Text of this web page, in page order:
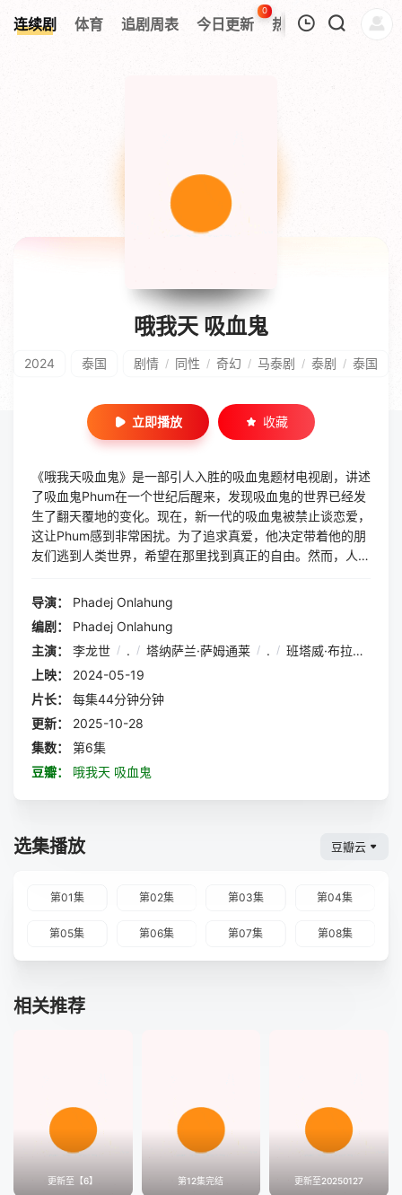
连续剧 体育 追剧周表 今日更新
0
热榜 APP
暂无观看影片的记录
哦我天 吸血鬼
2024 泰国 剧情 / 同性 / 奇幻 / 马泰剧 / 泰剧 / 泰国
立即播放 收藏
《哦我天吸血鬼》是一部引人入胜的吸血鬼题材电视剧，讲述
了吸血鬼Phum在一个世纪后醒来，发现吸血鬼的世界已经发
生了翻天覆地的变化。现在，新一代的吸血鬼被禁止谈恋爱，
这让Phum感到非常困扰。为了追求真爱，他决定带着他的朋
友们逃到人类世界，希望在那里找到真正的自由。然而，人类
何隐藏自己的吸血鬼身份，如何在人类社会中生存下去等等。
同时，他们也发现了人类世界中隐藏着的各种秘密和阴谋，这
使得他们的旅程变得更加危险和刺激。在人类世界中，Phum
和他的朋友们遇到了各种各样的人。有些人善良热情，有些人
冷漠无情；有些人对吸血鬼充满恐惧和敌意，有些人则对吸血
鬼抱有好奇和理解。通过与这些人的交往，Phum逐渐了解了
人类的感情和生活方式，也感受到了人类世界的多样性和复杂
性。在这个过程中，Phum也逐渐发现了自己内心的变化。他
开始意识到，真正的爱情不是建立在种族、身份或者规则之
上，而是建立在彼此的理解和尊重之上。他也明白了，无论是
通过Phum和他的朋友们的冒险经历，展现了人类世界的多样
爱情、勇气和成长的深刻主题。
导演：
Phadej Onlahung
编剧：
Phadej Onlahung
主演：
李龙世 / . / 塔纳萨兰·萨姆通莱 / . / 班塔威·布拉功帕尼
上映：
2024-05-19
片长：
每集44分钟分钟
更新：
2025-10-28
集数：
第6集
豆瓣：
哦我天 吸血鬼
选集播放 豆瓣云
第01集 第02集 第03集 第04集
第05集 第06集 第07集 第08集
相关推荐
更新至【6】 第12集完结 更新至20250127